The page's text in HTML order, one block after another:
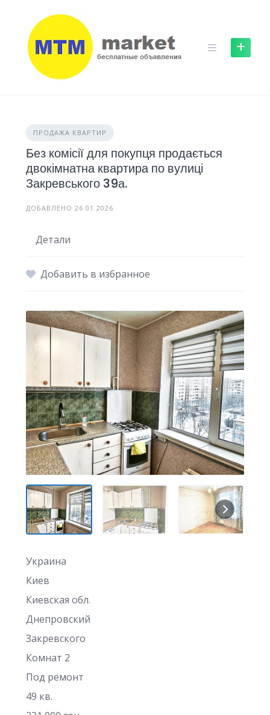
content
ПРОДАЖА КВАРТИР
Без комісії для покупця продається
двокімнатна квартира по вулиці
Закревського 39а.
ДОБАВЛЕНО 26.01.2026
Детали
Добавить в избранное
Украина
Киев
Киевская обл.
Днепровский
Закревского
Комнат 2
Под ремонт
49 кв.